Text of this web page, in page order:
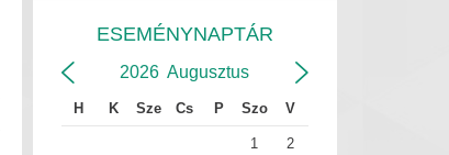
ESEMÉNYNAPTÁR
2026 Augusztus
H K Sze Cs P Szo V
1
2